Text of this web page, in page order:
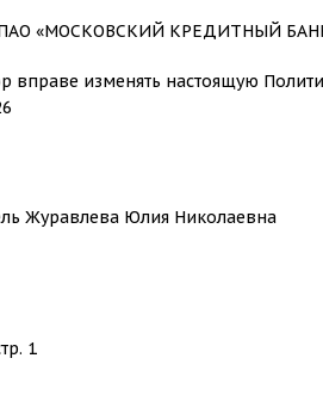
«МОСКОВСКИЙ КРЕДИТНЫЙ БАНК»
вправе изменять настоящую
Журавлева Юлия Николаевна
1